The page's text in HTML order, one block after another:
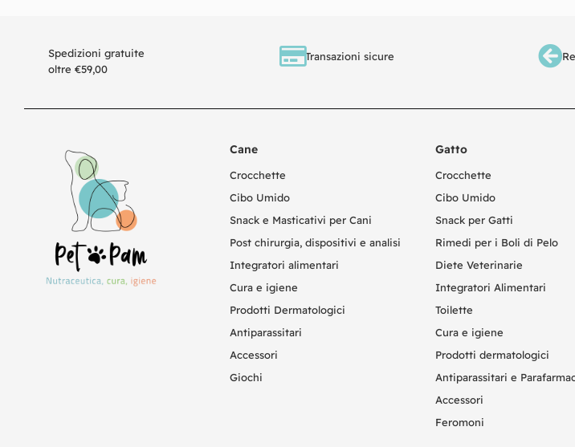
Spedizioni gratuite
oltre €59,00
Transazioni sicure
Cane
Crocchette
Cibo Umido
Snack e Masticativi per Cani
Post chirurgia, dispositivi e analisi
Integratori alimentari
Cura e igiene
Prodotti Dermatologici
Antiparassitari
Accessori
Giochi
Gatto
Crocchette
Cibo Umido
Snack per Gatti
Rimedi per i Boli di Pelo
Diete Veterinarie
Integratori Alimentari
Toilette
Cura e igiene
Prodotti dermatologici
Antiparassitari e
Accessori
Feromoni